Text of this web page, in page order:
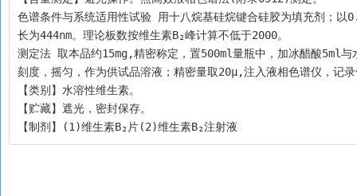
色谱条件与系统适用性试验 用十八烷基硅烷键合硅胶为填充剂；
长为444nm。理论板数按维生素B₂峰计算不低于2000。
测定法 取本品约15mg,精密称定，置500ml量瓶中，加冰醋酸5ml
刻度，摇匀，作为供试品溶液；精密量取20μ,注入液相色谱仪，记
【类别】水溶性维生素。
【贮藏】遮光，密封保存。
【制剂】(1)维生素B₂片(2)维生素B₂注射液